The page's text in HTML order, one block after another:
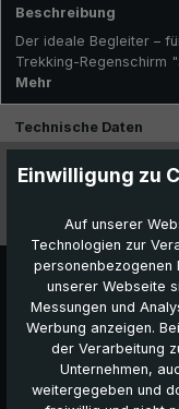
Beschreibung
Der ideale Begleiter –
Trekking-Regenschirm
Mehr
Technische Daten
Besonderheiten
Einwilligung zu
Auf unserer
Technologien zur
personenbezogenen
unserer Webseite
Messungen und
Werbung anzeigen.
der Verarbeitung
Unternehmen,
weitergegeben und